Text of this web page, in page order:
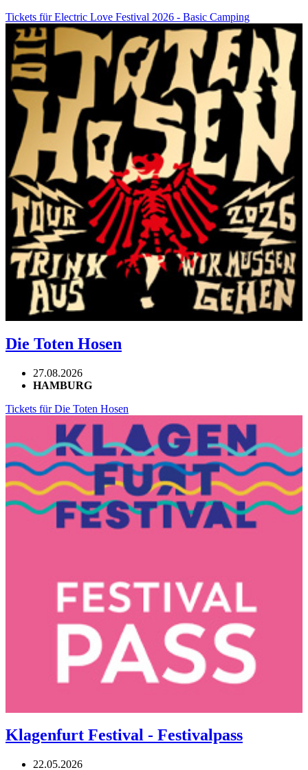
Tickets für Electric Love Festival 2026 - Basic Camping
Die Toten Hosen
27.08.2026
HAMBURG
Tickets für Die Toten Hosen
Klagenfurt Festival - Festivalpass
22.05.2026